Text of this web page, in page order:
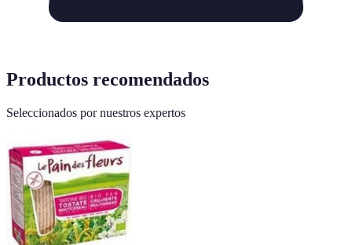
Productos recomendados
Seleccionados por nuestros expertos